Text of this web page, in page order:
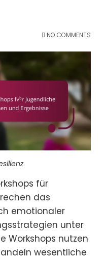
NO COMMENTS
für
das
emotionaler
unter
Workshops nutzen
wesentliche